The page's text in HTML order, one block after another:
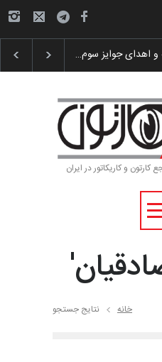
و اهدای جوایز سوم…
و کاریکاتور در ایران
خانه نتایج جستجو